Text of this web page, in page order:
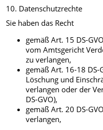
10. Datenschutzrechte
Sie haben das Recht
gemäß Art. 15 DS-
vom Amtsgericht
zu verlangen,
gemäß Art. 16-18 DS-
Löschung und
verlangen oder der
DS-GVO),
gemäß Art. 20 DS-
verlangen,